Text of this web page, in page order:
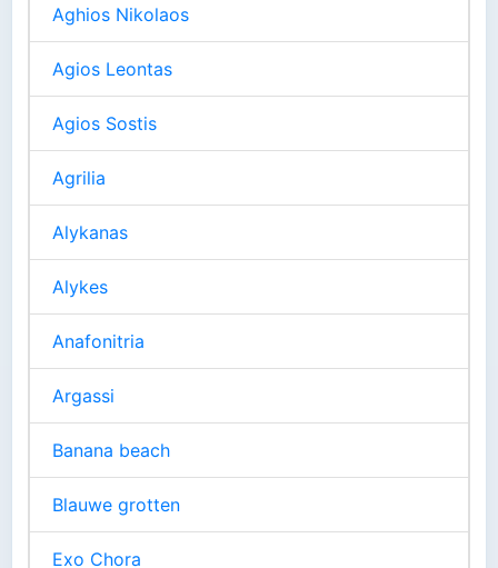
Aghios Nikolaos
Agios Leontas
Agios Sostis
Agrilia
Alykanas
Alykes
Anafonitria
Argassi
Banana beach
Blauwe grotten
Exo Chora